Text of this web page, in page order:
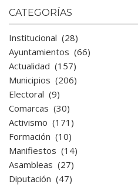
CATEGORÍAS
Institucional (28)
Ayuntamientos (66)
Actualidad (157)
Municipios (206)
Electoral (9)
Comarcas (30)
Activismo (171)
Formación (10)
Manifiestos (14)
Asambleas (27)
Diputación (47)